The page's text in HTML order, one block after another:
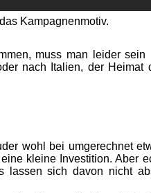
Kampagnenmotiv.
muss man leider sein
nach Italien, der Heimat
wohl bei umgerechnet
kleine Investition. Aber
lassen sich davon nicht